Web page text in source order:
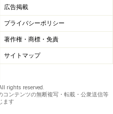
広告掲載
プライバシーポリシー
著作権・商標・免責
サイトマップ
rights reserved.
ンテンツの無断複写・転載・公衆送信等
ます